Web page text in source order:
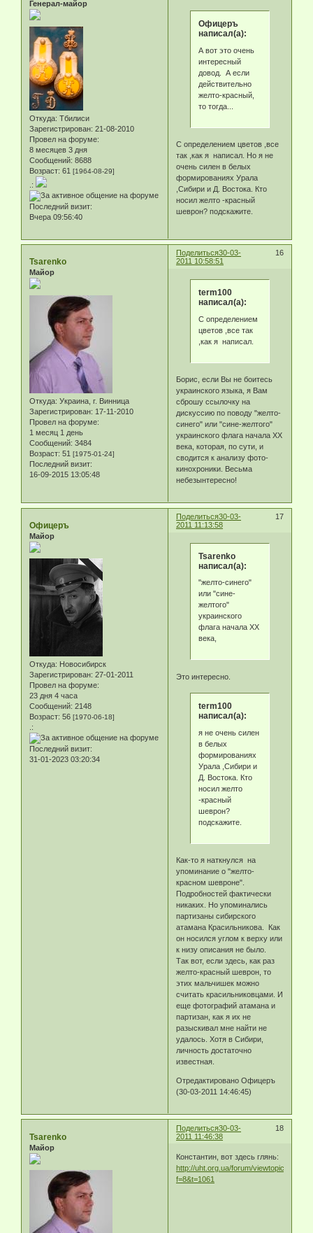
Генерал-майор
Откуда: Тбилиси
Зарегистрирован: 21-08-2010
Провел на форуме:
8 месяцев 3 дня
Сообщений: 8688
Возраст: 61 [1964-08-29]
.:
Последний визит:
Вчера 09:56:40
Офицеръ
написал(а):
А вот это очень
интересный
довод. А если
действительно
желто-красный,
то тогда...
С определением цветов ,все
так ,как я написал. Но я не
очень силен в белых
формированиях Урала
,Сибири и Д. Востока. Кто
носил желто -красный
шеврон? подскажите.
Поделиться 16
30-03-
2011 10:58:51
Tsarenko
Майор
Откуда: Украина, г. Винница
Зарегистрирован: 17-11-2010
Провел на форуме:
1 месяц 1 день
Сообщений: 3484
Возраст: 51 [1975-01-24]
Последний визит:
16-09-2015 13:05:48
term100
написал(а):
С определением
цветов ,все так
,как я написал.
Борис, если Вы не боитесь
украинского языка, я Вам
сброшу ссылочку на
дискуссию по поводу "желто-
синего" или "сине-желтого"
украинского флага начала ХХ
века, которая, по сути, и
сводится к анализу фото-
кинохроники. Весьма
небезынтересно!
Поделиться 17
30-03-
2011 11:13:58
Офицеръ
Майор
Откуда: Новосибирск
Зарегистрирован: 27-01-2011
Провел на форуме:
23 дня 4 часа
Сообщений: 2148
Возраст: 56 [1970-06-18]
.:
Последний визит:
31-01-2023 03:20:34
Tsarenko
написал(а):
"желто-синего"
или "сине-
желтого"
украинского
флага начала ХХ
века,
Это интересно.
term100
написал(а):
я не очень силен
в белых
формированиях
Урала ,Сибири и
Д. Востока. Кто
носил желто
-красный
шеврон?
подскажите.
Как-то я наткнулся на
упоминание о "желто-
красном шевроне".
Подробностей фактически
никаких. Но упоминались
партизаны сибирского
атамана Красильникова. Как
он носился углом к верху или
к низу описания не было.
Так вот, если здесь, как раз
желто-красный шеврон, то
этих мальчишек можно
считать красильниковцами. И
еще фотографий атамана и
партизан, как я их не
разыскивал мне найти не
удалось. Хотя в Сибири,
личность достаточно
известная.
Отредактировано Офицеръ
(30-03-2011 14:46:45)
Поделиться 18
30-03-
2011 11:46:38
Tsarenko
Майор
Константин, вот здесь глянь:
http://uht.org.ua/forum/viewtopic.php?
f=8&t=1061